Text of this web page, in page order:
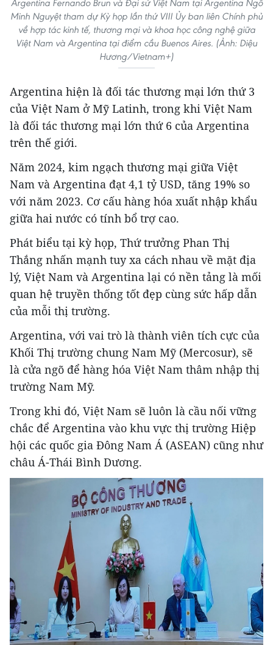
Argentina Fernando Brun và Đại sứ Việt Nam tại Argentina Ngô
Minh Nguyệt tham dự Kỳ họp lần thứ VIII Ủy ban liên Chính phủ
về hợp tác kinh tế, thương mại và khoa học công nghệ giữa
Việt Nam và Argentina tại điểm cầu Buenos Aires. (Ảnh: Diệu
Hương/Vietnam+)
Argentina hiện là đối tác thương mại lớn thứ 3
của Việt Nam ở Mỹ Latinh, trong khi Việt Nam
là đối tác thương mại lớn thứ 6 của Argentina
trên thế giới.
Năm 2024, kim ngạch thương mại giữa Việt
Nam và Argentina đạt 4,1 tỷ USD, tăng 19% so
với năm 2023. Cơ cấu hàng hóa xuất nhập khẩu
giữa hai nước có tính bổ trợ cao.
Phát biểu tại kỳ họp, Thứ trưởng Phan Thị
Thắng nhấn mạnh tuy xa cách nhau về mặt địa
lý, Việt Nam và Argentina lại có nền tảng là mối
quan hệ truyền thống tốt đẹp cùng sức hấp dẫn
của mỗi thị trường.
Argentina, với vai trò là thành viên tích cực của
Khối Thị trường chung Nam Mỹ (Mercosur), sẽ
là cửa ngõ để hàng hóa Việt Nam thâm nhập thị
trường Nam Mỹ.
Trong khi đó, Việt Nam sẽ luôn là cầu nối vững
chắc để Argentina vào khu vực thị trường Hiệp
hội các quốc gia Đông Nam Á (ASEAN) cũng như
châu Á-Thái Bình Dương.